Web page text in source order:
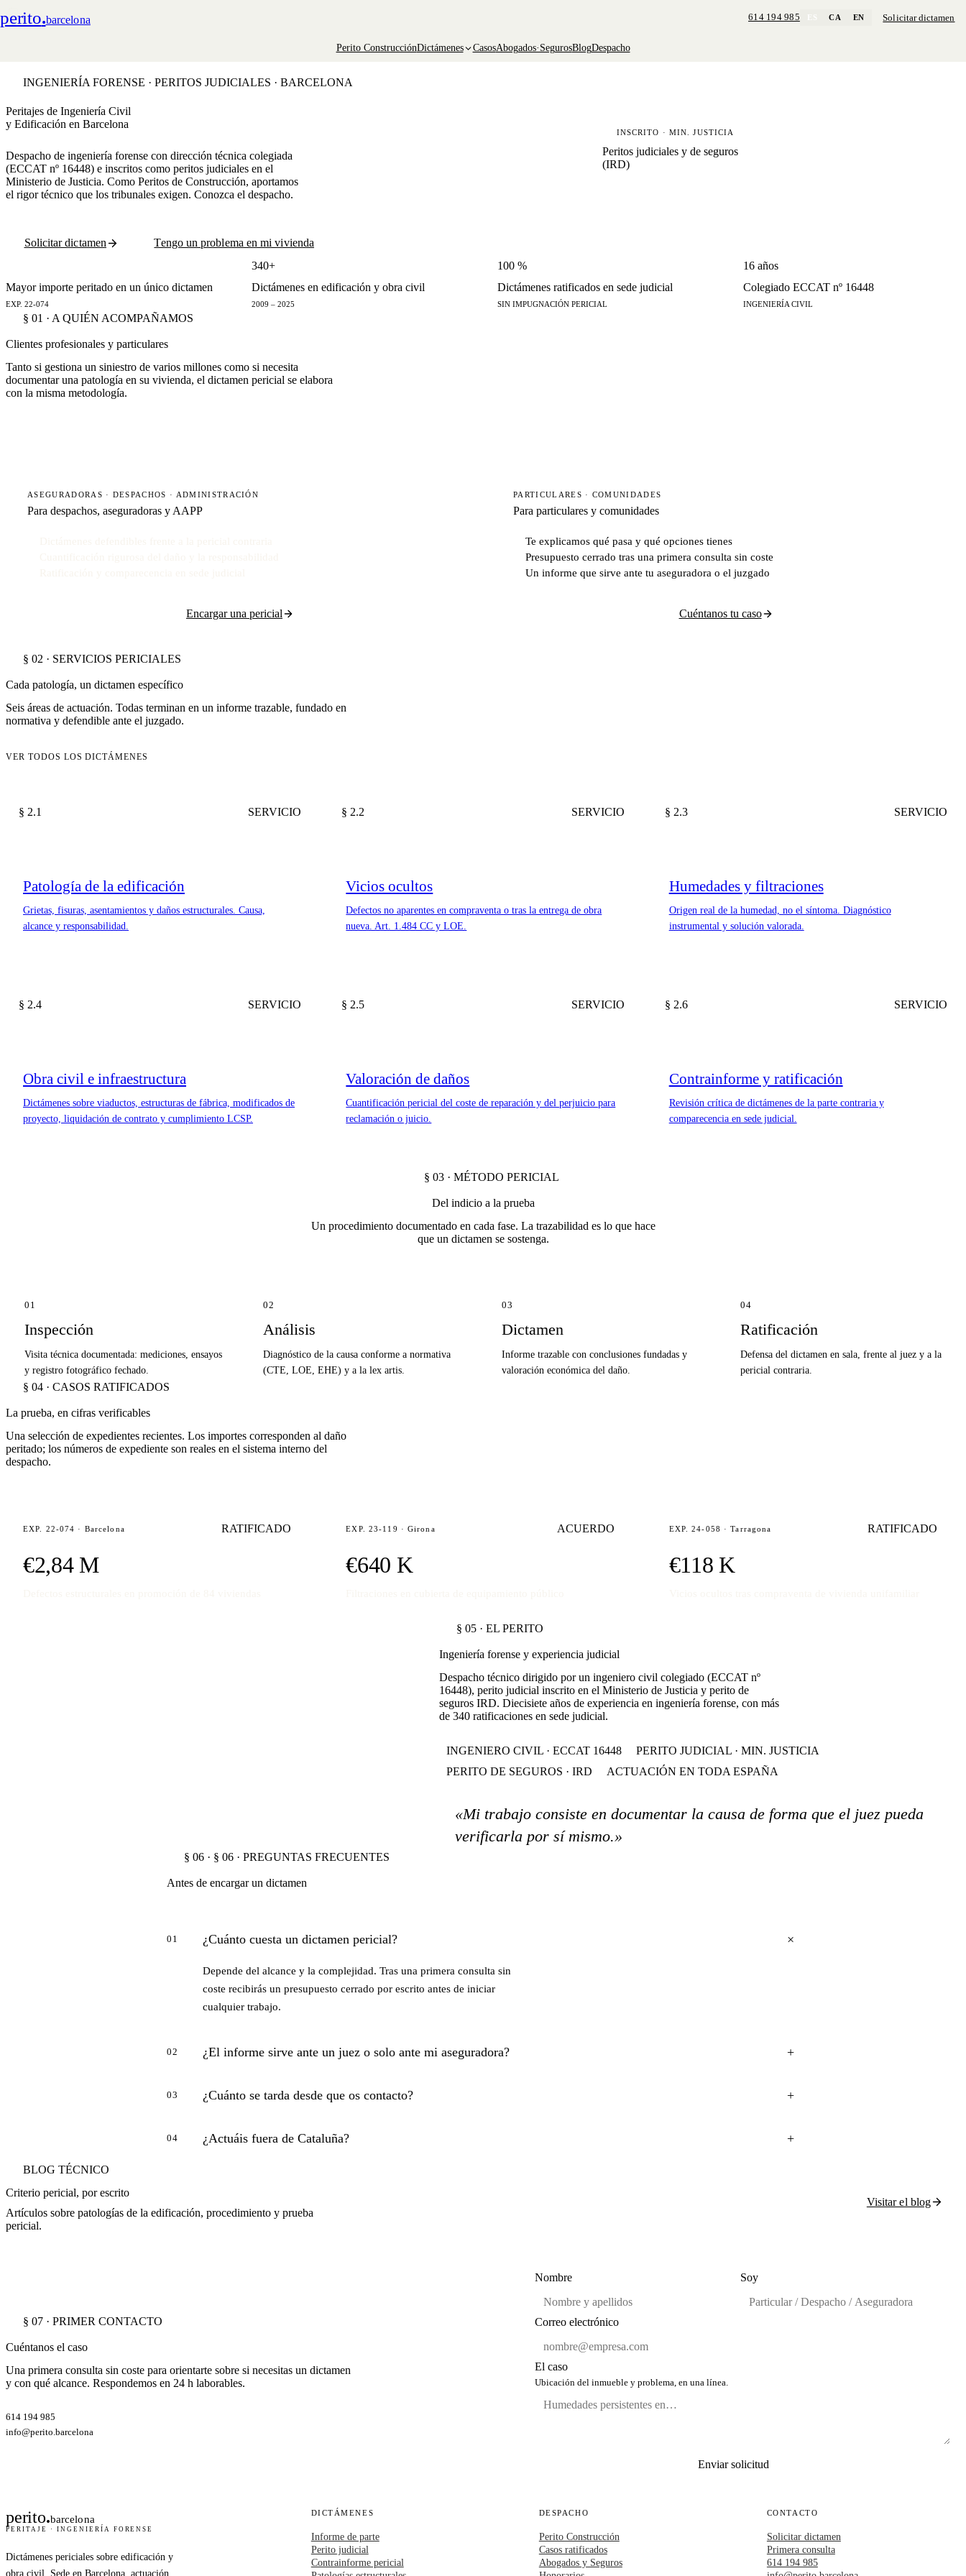
perito.barcelona 614 194 985 ES CA EN Solicitar dictamen
Perito ConstrucciónDictámenes CasosAbogados·SegurosBlogDespacho
INGENIERÍA FORENSE · PERITOS JUDICIALES · BARCELONA
Peritajes de Ingeniería Civil
y Edificación en Barcelona
Despacho de ingeniería forense con dirección técnica colegiada
(ECCAT nº 16448) e inscritos como peritos judiciales en el
Ministerio de Justicia. Como Peritos de Construcción, aportamos
el rigor técnico que los tribunales exigen. Conozca el despacho.
Solicitar dictamen Tengo un problema en mi vivienda
INSCRITO · MIN. JUSTICIA
Peritos judiciales y de seguros
(IRD)
Mayor importe peritado en un único dictamen
EXP. 22-074
340+
Dictámenes en edificación y obra civil
2009 – 2025
100 %
Dictámenes ratificados en sede judicial
SIN IMPUGNACIÓN PERICIAL
16 años
Colegiado ECCAT nº 16448
INGENIERÍA CIVIL
§ 01 · A QUIÉN ACOMPAÑAMOS
Clientes profesionales y particulares
Tanto si gestiona un siniestro de varios millones como si necesita
documentar una patología en su vivienda, el dictamen pericial se elabora
con la misma metodología.
ASEGURADORAS · DESPACHOS · ADMINISTRACIÓN
Para despachos, aseguradoras y AAPP
Encargar una pericial
PARTICULARES · COMUNIDADES
Para particulares y comunidades
Te explicamos qué pasa y qué opciones tienes
Presupuesto cerrado tras una primera consulta sin coste
Un informe que sirve ante tu aseguradora o el juzgado
Cuéntanos tu caso
§ 02 · SERVICIOS PERICIALES
Cada patología, un dictamen específico
Seis áreas de actuación. Todas terminan en un informe trazable, fundado en
normativa y defendible ante el juzgado.
VER TODOS LOS DICTÁMENES
§ 2.1 SERVICIO
Patología de la edificación
Grietas, fisuras, asentamientos y daños estructurales. Causa,
alcance y responsabilidad.
§ 2.2 SERVICIO
Vicios ocultos
Defectos no aparentes en compraventa o tras la entrega de obra
nueva. Art. 1.484 CC y LOE.
§ 2.3 SERVICIO
Humedades y filtraciones
Origen real de la humedad, no el síntoma. Diagnóstico
instrumental y solución valorada.
§ 2.4 SERVICIO
Obra civil e infraestructura
Dictámenes sobre viaductos, estructuras de fábrica, modificados de
proyecto, liquidación de contrato y cumplimiento LCSP.
§ 2.5 SERVICIO
Valoración de daños
Cuantificación pericial del coste de reparación y del perjuicio para
reclamación o juicio.
§ 2.6 SERVICIO
Contrainforme y ratificación
Revisión crítica de dictámenes de la parte contraria y
comparecencia en sede judicial.
§ 03 · MÉTODO PERICIAL
Del indicio a la prueba
Un procedimiento documentado en cada fase. La trazabilidad es lo que hace
que un dictamen se sostenga.
01
Inspección
Visita técnica documentada: mediciones, ensayos
y registro fotográfico fechado.
02
Análisis
Diagnóstico de la causa conforme a normativa
(CTE, LOE, EHE) y a la lex artis.
03
Dictamen
Informe trazable con conclusiones fundadas y
valoración económica del daño.
04
Ratificación
Defensa del dictamen en sala, frente al juez y a la
pericial contraria.
§ 04 · CASOS RATIFICADOS
La prueba, en cifras verificables
Una selección de expedientes recientes. Los importes corresponden al daño
peritado; los números de expediente son reales en el sistema interno del
despacho.
EXP. 22-074 · Barcelona RATIFICADO
€2,84 M
EXP. 23-119 · Girona ACUERDO
€640 K
EXP. 24-058 · Tarragona RATIFICADO
€118 K
§ 05 · EL PERITO
Ingeniería forense y experiencia judicial
Despacho técnico dirigido por un ingeniero civil colegiado (ECCAT nº
16448), perito judicial inscrito en el Ministerio de Justicia y perito de
seguros IRD. Diecisiete años de experiencia en ingeniería forense, con más
de 340 ratificaciones en sede judicial.
INGENIERO CIVIL · ECCAT 16448
PERITO JUDICIAL · MIN. JUSTICIA
PERITO DE SEGUROS · IRD
ACTUACIÓN EN TODA ESPAÑA
«Mi trabajo consiste en documentar la causa de forma que el juez pueda
verificarla por sí mismo.»
§ 06 · § 06 · PREGUNTAS FRECUENTES
Antes de encargar un dictamen
01 ¿Cuánto cuesta un dictamen pericial?
Depende del alcance y la complejidad. Tras una primera consulta sin
coste recibirás un presupuesto cerrado por escrito antes de iniciar
cualquier trabajo.
02 ¿El informe sirve ante un juez o solo ante mi aseguradora?
03 ¿Cuánto se tarda desde que os contacto?
04 ¿Actuáis fuera de Cataluña?
BLOG TÉCNICO
Criterio pericial, por escrito
Artículos sobre patologías de la edificación, procedimiento y prueba
pericial.
Visitar el blog
§ 07 · PRIMER CONTACTO
Cuéntanos el caso
Una primera consulta sin coste para orientarte sobre si necesitas un dictamen
y con qué alcance. Respondemos en 24 h laborables.
614 194 985
info@perito.barcelona
Nombre Soy
Correo electrónico
El caso
Ubicación del inmueble y problema, en una línea.
Enviar solicitud
perito.barcelona
PERITAJE · INGENIERÍA FORENSE
Dictámenes periciales sobre edificación y
obra civil. Sede en Barcelona, actuación
DICTÁMENES
Informe de parte
Perito judicial
Contrainforme pericial
DESPACHO
Perito Construcción
Casos ratificados
Abogados y Seguros
CONTACTO
Solicitar dictamen
Primera consulta
614 194 985